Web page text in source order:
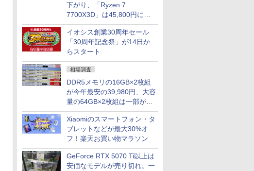
下がり、「Ryzen 7
7700X3D」は45,800円に急
落し「Ryzen 7 7800X3D」
との価格逆転解消 [8月前半の
CPU価格]
イオシス創業30周年セール
「30周年記念祭」が14日か
らスタート
相場調査
DDR5メモリの16GB×2枚組
が今年最安の39,980円、大容
量の64GB×2枚組は一部が続
騰 [8月前半のメモリ価格]
Xiaomiのスマートフォン・タ
ブレットなどが最大30%オ
フ！楽天お買い物マラソン
GeForce RTX 5070 Ti以上は
安価なモデルが売り切れ。一